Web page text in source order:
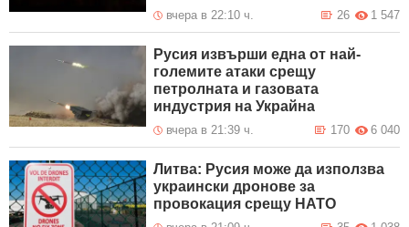
вчера в 22:10 ч. 1 547
26
Русия извърши една от най-
големите атаки срещу
петролната и газовата
индустрия на Украйна
вчера в 21:39 ч. 6 040
170
Литва: Русия може да използва
украински дронове за
провокация срещу НАТО